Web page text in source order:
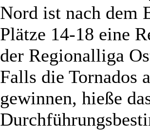
Nord ist nach dem
Plätze 14-18 eine
der Regionalliga
Falls die Tornados
gewinnen, hieße